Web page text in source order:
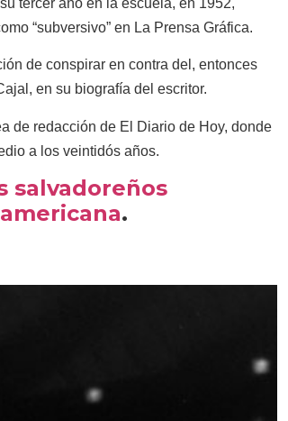
“subversivo” en La Prensa Gráfica.
de conspirar en contra del, entonces
en su biografía del escritor.
de redacción de El Diario de Hoy, donde
a los veintidós años.
salvadoreños
.